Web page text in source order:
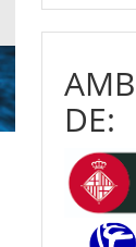
DE: